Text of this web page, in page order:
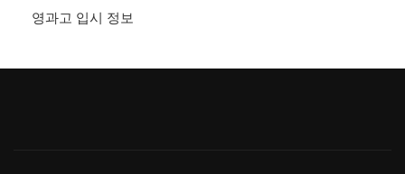
영과고 입시 정보